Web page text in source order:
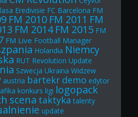
Eredivisie FC Barcelona FM
FM 2010 FM 2011 FM
FM 2014 FM 2015 FM
FM Live Football Manager
Holandia Niemcy
RUT Revolution Update
Szwecja Ukraina Widzew
austria bartekr demo edytor
konkurs ligi logopack
scena taktyka talenty
update